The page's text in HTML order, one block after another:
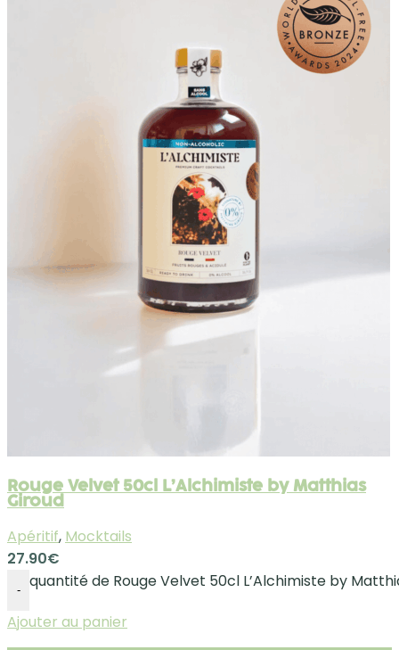
Rouge Velvet 50cl L’Alchimiste by Matthias
Giroud
Apéritif, Mocktails
27.90€
-
quantité de Rouge Velvet 50cl L’Alchimiste by
Ajouter au panier